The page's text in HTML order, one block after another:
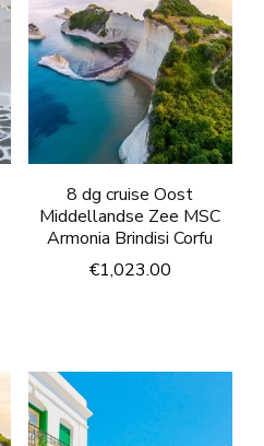
8 dg cruise Oost
Middellandse Zee MSC
Armonia Brindisi Corfu
€1,023.00